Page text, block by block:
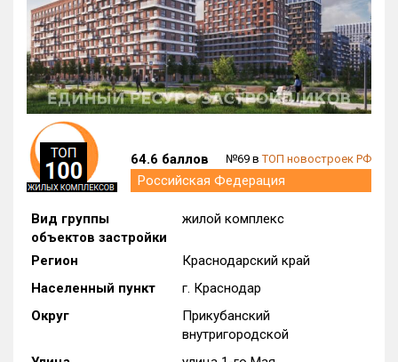
Общая площадь, м²
от до
Срок сдачи
от до
Вид объекта
Кол-во комнат
Только новые
от до
с продажами
64.6 баллов №69 вТОП новостроек РФ
Российская Федерация
Вид группы
объектов застройки
жилой комплекс
Регион
Краснодарский край
Населенный пункт
г. Краснодар
Округ
Прикубанский
внутригородской